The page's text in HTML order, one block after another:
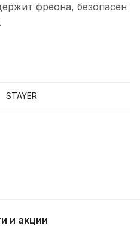
фреона, безопасен
STAYER
и акции